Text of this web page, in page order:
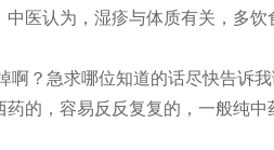
医认为，湿疹与体质有关，多饮
啊？急求哪位知道的话尽快告诉
的，容易反反复复的，一般纯中